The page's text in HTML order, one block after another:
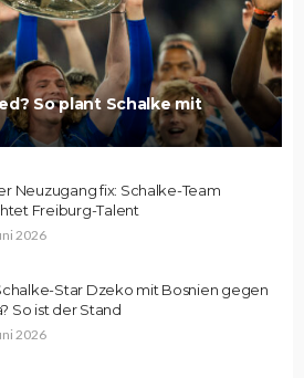
So plant Schalke mit
Neuzugang fix: Schalke-Team
Freiburg-Talent
2026
Star Dzeko mit Bosnien gegen
So ist der Stand
2026